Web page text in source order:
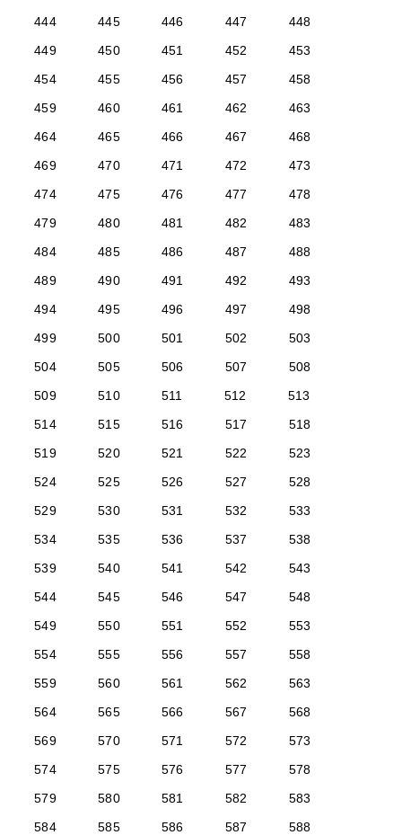
444 445 446 447
448
449
450 451 452
453
454
455 456 457
458
459
460 461 462
463
464
465 466 467
468
469
470 471 472
473
474
475 476 477
478
479
480 481 482
483
484
485 486 487
488
489
490 491 492
493
494
495 496 497
498
499
500 501 502
503
504
505 506 507
508
509
510 511 512
513
514
515 516 517
518
519
520 521 522
523
524
525 526 527
528
529
530 531 532
533
534
535 536 537
538
539
540 541 542
543
544
545 546 547
548
549
550 551 552
553
554
555 556 557
558
559
560 561 562
563
564
565 566 567
568
569
570 571 572
573
574
575 576 577
578
579
580 581 582
583
584
585 586 587
588